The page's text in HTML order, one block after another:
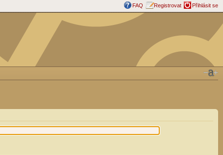
FAQ Registrovat Přihlásit se